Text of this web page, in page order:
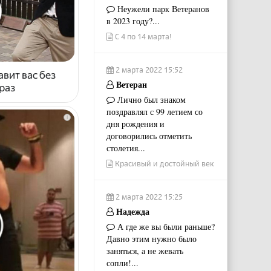
вас без
i
Неужели парк Ветеранов
в 2023 году?...
С 4 по 14 марта!
2 марта 2022 15:52
Ветеран
Лично был знаком
поздравлял с 99 летием со
дня рождения и
договорились отметить
столетия...
Красивый и достойный век
2 марта 2022 15:25
Надежда
А где же вы были раньше?
Давно этим нужно было
заняться, а не жевать
сопли!...